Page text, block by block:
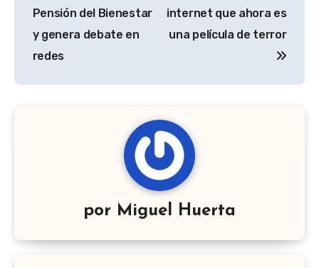
entradas
Pensión del Bienestar
y genera debate en
redes
internet que ahora es
una película de terror
por Miguel Huerta